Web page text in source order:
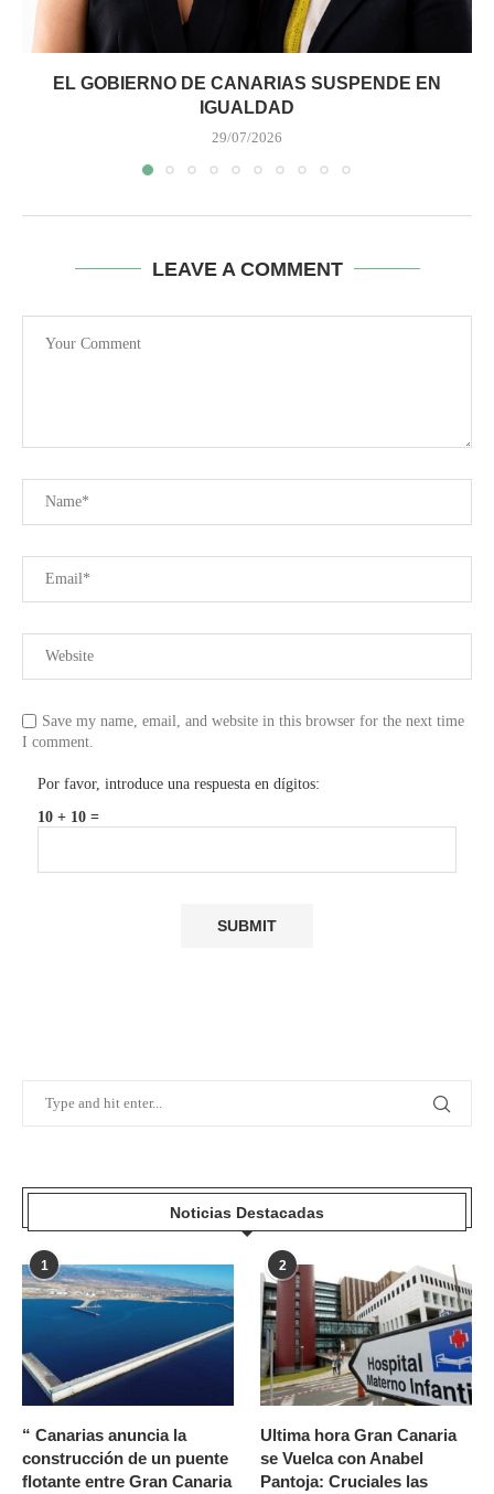
EL GOBIERNO DE CANARIAS SUSPENDE EN
IGUALDAD
29/07/2026
LEAVE A COMMENT
Save my name, email, and website in this browser for the next time
I comment.
Por favor, introduce una respuesta en dígitos:
10 + 10 =
Noticias Destacadas
1
“ Canarias anuncia la
construcción de un puente
flotante entre Gran Canaria
2
Ultima hora Gran Canaria
se Vuelca con Anabel
Pantoja: Cruciales las